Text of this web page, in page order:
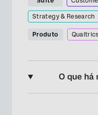
Strategy & Research
Produto Qualtrics
O que há